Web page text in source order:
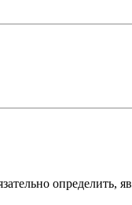
определить,